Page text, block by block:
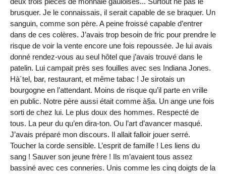
brusquer. Je le connaissais, il serait capable de se braquer. Un
sanguin, comme son père. A peine froissé capable d’entrer
dans de ces colères. J’avais trop besoin de fric pour prendre le
risque de voir la vente encore une fois repoussée. Je lui avais
donné rendez-vous au seul hôtel que j’avais trouvé dans le
patelin. Lui campait près ses fouilles avec ses Indiana Jones.
Hà´tel, bar, restaurant, et même tabac ! Je sirotais un
bourgogne en l’attendant. Moins de risque qu’il parte en vrille
en public. Notre père aussi était comme à§a. Un ange une fois
sorti de chez lui. Le plus doux des hommes. Respecté de
tous. La peur du qu’en dira-ton. Ou l’art d’avancer masqué.
J’avais préparé mon discours. Il allait falloir jouer serré.
Toucher la corde sensible. L’esprit de famille ! Les liens du
sang ! Sauver son jeune frère ! Ils m’avaient tous assez
bassiné avec ces conneries. Unis comme les cinq doigts de la